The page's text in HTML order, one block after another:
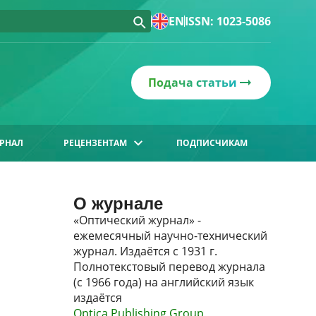
ENISSN: 1023-5086
Подача статьи
РЕЦЕНЗЕНТАМ ПОДПИСЧИКАМ
О журнале
«Оптический журнал» -
ежемесячный научно-технический
журнал. Издаётся с 1931 г.
Полнотекстовый перевод журнала
(с 1966 года) на английский язык
издаётся